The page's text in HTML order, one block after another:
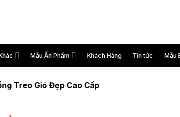
Mẫu Ấn Phẩm Khách Hàng Tin tức Mẫu
Treo Gió Đẹp Cao Cấp